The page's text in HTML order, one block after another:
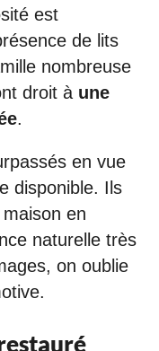
est
de lits
nombreuse
droit à une
.
en vue
disponible. Ils
en
naturelle très
on oublie